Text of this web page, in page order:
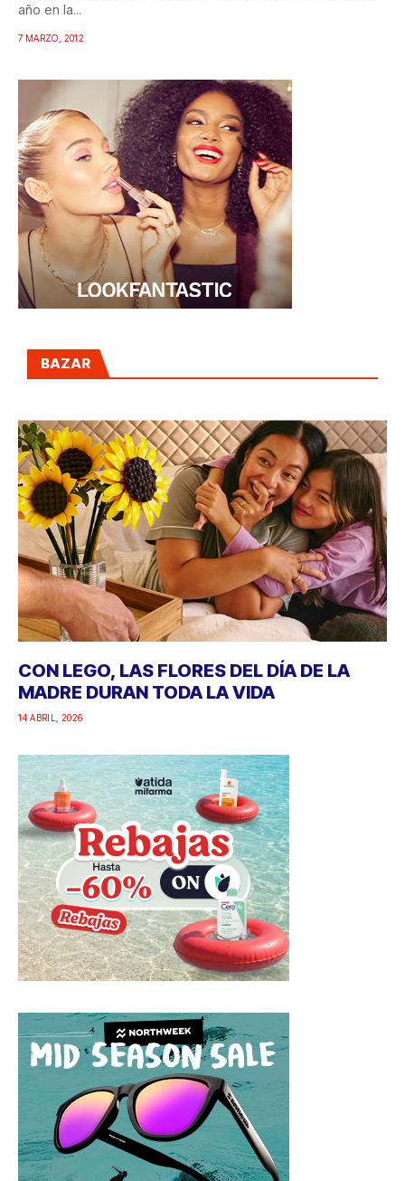
año en la...
7 MARZO, 2012
BAZAR
CON LEGO, LAS FLORES DEL DÍA DE LA
MADRE DURAN TODA LA VIDA
14 ABRIL, 2026